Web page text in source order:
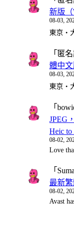
新版（
08-03,
東京・
「 匿
體中文
08-03,
東京・
「
JPEG
Heic to
08-02,
Love
「
最新
08-02,
Avast